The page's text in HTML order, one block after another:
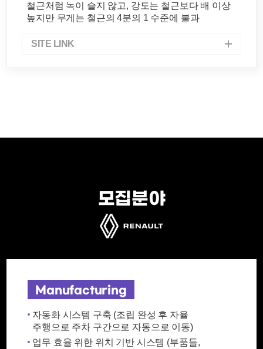
철근처럼 녹이 슬지 않고, 강도는 철근보다 배 이상
높지만 무게는 철근의 4분의 1 수준에 불과
SITE LINK
모집분야
Manufacturing
자동화 시스템 구축 (조립 완성 후 자율
주행으로 주차 구간으로 자동으로 이동)
업무 효율 위한 위치 기반 시스템 (부품들,